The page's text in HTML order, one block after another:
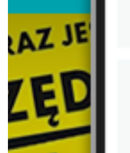
Homla
Back To School